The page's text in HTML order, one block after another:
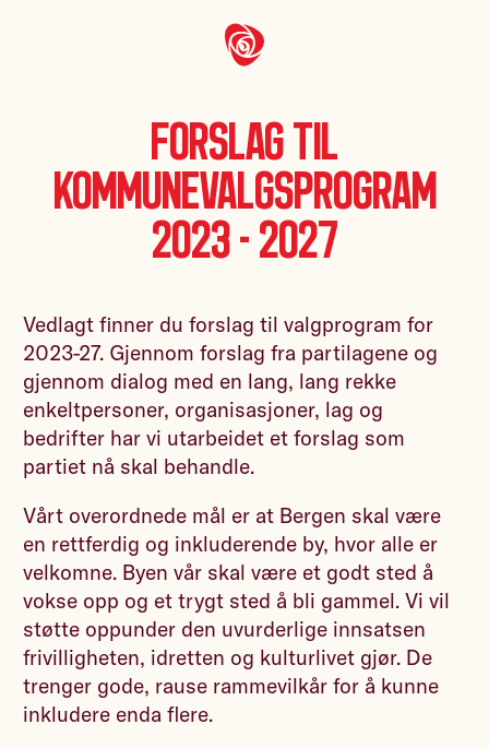
Forslag til
kommunevalgsprogram
2023 - 2027
Vedlagt finner du forslag til valgprogram for
2023-27. Gjennom forslag fra partilagene og
gjennom dialog med en lang, lang rekke
enkeltpersoner, organisasjoner, lag og
bedrifter har vi utarbeidet et forslag som
partiet nå skal behandle.
Vårt overordnede mål er at Bergen skal være
en rettferdig og inkluderende by, hvor alle er
velkomne. Byen vår skal være et godt sted å
vokse opp og et trygt sted å bli gammel. Vi vil
støtte oppunder den uvurderlige innsatsen
frivilligheten, idretten og kulturlivet gjør. De
trenger gode, rause rammevilkår for å kunne
inkludere enda flere.